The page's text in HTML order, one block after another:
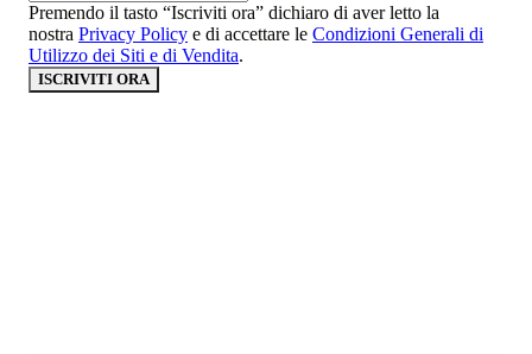
Premendo il tasto “Iscriviti ora” dichiaro di aver letto la
nostra Privacy Policy e di accettare le Condizioni Generali di
Utilizzo dei Siti e di Vendita.
ISCRIVITI ORA